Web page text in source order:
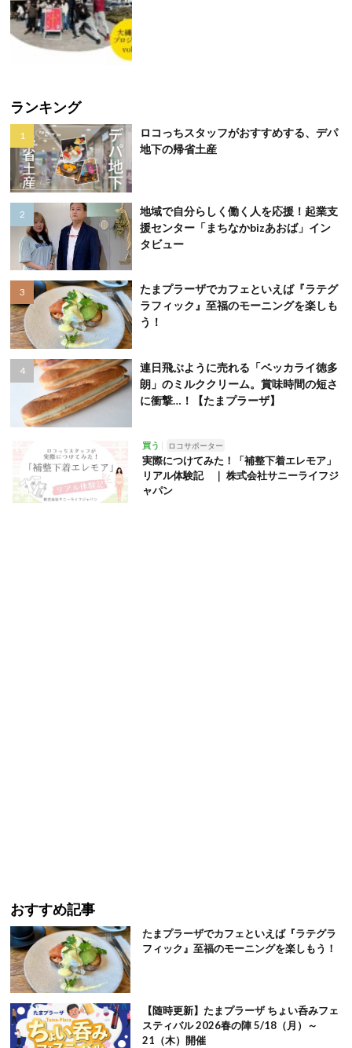
ランキング
ロコっちスタッフがおすすめする、デパ
地下の帰省土産
地域で自分らしく働く人を応援！起業支
援センター「まちなかbizあおば」イン
タビュー
たまプラーザでカフェといえば『ラテグ
ラフィック』至福のモーニングを楽しも
う！
連日飛ぶように売れる「ベッカライ徳多
朗」のミルククリーム。賞味時間の短さ
に衝撃…！【たまプラーザ】
買う ロコサポーター
実際につけてみた！「補整下着エレモア」
リアル体験記 ｜ 株式会社サニーライフジ
ャパン
おすすめ記事
たまプラーザでカフェといえば『ラテグラ
フィック』至福のモーニングを楽しもう！
【随時更新】たまプラーザ ちょい呑みフェ
スティバル 2026春の陣 5/18（月）～
21（木）開催